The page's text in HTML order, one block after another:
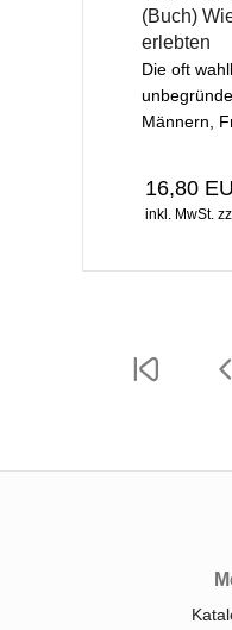
(Buch)
erlebten
Die oft
Männern,
16,80
inkl. MwSt.